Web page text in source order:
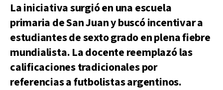
La iniciativa surgió en una escuela
primaria de San Juan y buscó incentivar a
estudiantes de sexto grado en plena fiebre
mundialista. La docente reemplazó las
calificaciones tradicionales por
referencias a futbolistas argentinos.